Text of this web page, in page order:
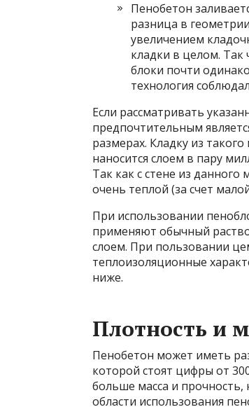
Пенобетон
разница в
увеличением
кладки в целом. Так
блоки почти
технология
Если рассматривать
предпочтительным
размерах. Кладку из
наносится слоем в пару
Так как с стене из
очень теплой (за счет
При использовании
применяют обычный
слоем. При пользовании
теплоизоляционные
ниже.
Плотность и
Пенобетон может иметь
которой стоят цифры от
больше масса и
области использования